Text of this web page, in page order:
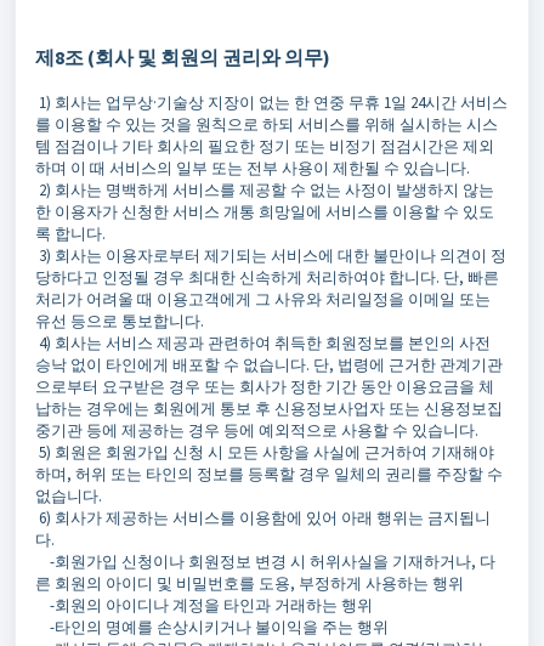
제8조 (회사 및 회원의 권리와 의무)
1) 회사는 업무상·기술상 지장이 없는 한 연중 무휴 1일 24시간 서비스
를 이용할 수 있는 것을 원칙으로 하되 서비스를 위해 실시하는 시스
템 점검이나 기타 회사의 필요한 정기 또는 비정기 점검시간은 제외
하며 이 때 서비스의 일부 또는 전부 사용이 제한될 수 있습니다.
2) 회사는 명백하게 서비스를 제공할 수 없는 사정이 발생하지 않는
한 이용자가 신청한 서비스 개통 희망일에 서비스를 이용할 수 있도
록 합니다.
3) 회사는 이용자로부터 제기되는 서비스에 대한 불만이나 의견이 정
당하다고 인정될 경우 최대한 신속하게 처리하여야 합니다. 단, 빠른
처리가 어려울 때 이용고객에게 그 사유와 처리일정을 이메일 또는
유선 등으로 통보합니다.
4) 회사는 서비스 제공과 관련하여 취득한 회원정보를 본인의 사전
승낙 없이 타인에게 배포할 수 없습니다. 단, 법령에 근거한 관계기관
으로부터 요구받은 경우 또는 회사가 정한 기간 동안 이용요금을 체
납하는 경우에는 회원에게 통보 후 신용정보사업자 또는 신용정보집
중기관 등에 제공하는 경우 등에 예외적으로 사용할 수 있습니다.
5) 회원은 회원가입 신청 시 모든 사항을 사실에 근거하여 기재해야
하며, 허위 또는 타인의 정보를 등록할 경우 일체의 권리를 주장할 수
없습니다.
6) 회사가 제공하는 서비스를 이용함에 있어 아래 행위는 금지됩니
다.
-회원가입 신청이나 회원정보 변경 시 허위사실을 기재하거나, 다
른 회원의 아이디 및 비밀번호를 도용, 부정하게 사용하는 행위
-회원의 아이디나 계정을 타인과 거래하는 행위
-타인의 명예를 손상시키거나 불이익을 주는 행위